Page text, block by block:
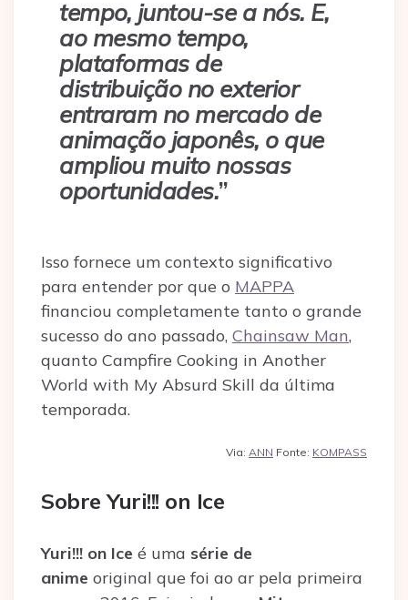
tempo, juntou-se a nós. E,
ao mesmo tempo,
plataformas de
distribuição no exterior
entraram no mercado de
animação japonês, o que
ampliou muito nossas
oportunidades.”
Isso fornece um contexto significativo
para entender por que o MAPPA
financiou completamente tanto o grande
sucesso do ano passado, Chainsaw Man,
quanto Campfire Cooking in Another
World with My Absurd Skill da última
temporada.
Via: ANN Fonte: KOMPASS
Sobre Yuri!!! on Ice
Yuri!!! on Ice é uma série de
anime original que foi ao ar pela primeira